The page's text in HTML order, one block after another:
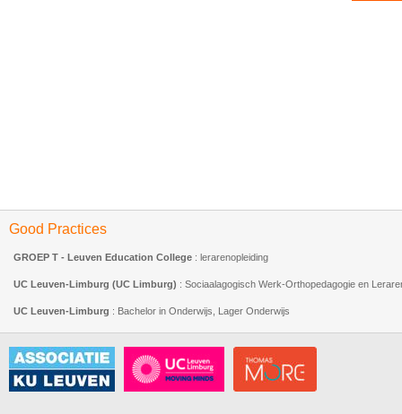
Good Practices
GROEP T - Leuven Education College : lerarenopleiding
UC Leuven-Limburg (UC Limburg) : Sociaalagogisch Werk-Orthopedagogie en
UC Leuven-Limburg : Bachelor in Onderwijs, Lager Onderwijs